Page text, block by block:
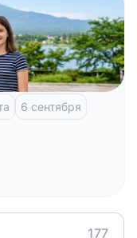
(Токио-
Киото Хиросима
6 сентября
177